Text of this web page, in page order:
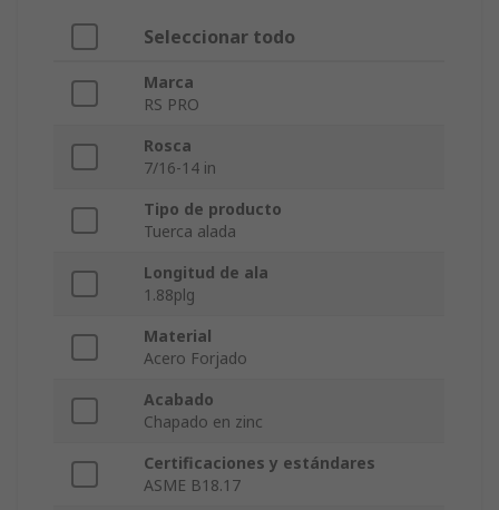
Seleccionar todo
Marca
RS PRO
Rosca
7/16-14 in
Tipo de producto
Tuerca alada
Longitud de ala
1.88plg
Material
Acero Forjado
Acabado
Chapado en zinc
Certificaciones y estándares
ASME B18.17